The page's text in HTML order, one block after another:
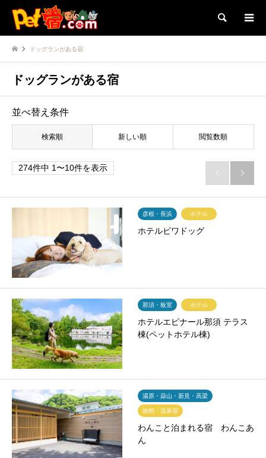
検索
ドッグランがある宿
ドッグランがある宿
並べ替え条件
検索順 新しい順 閲覧数順
274件中 1〜10件を表示
 
彦根・長浜 ホテル
ホテルビワドッグ
那須・板室 ホテル
ホテルエピナール那須 テラス
棟(ペットホテル棟)
湯原・蒜山・新見・高梁
旅館・温泉宿
わんこと泊まれる宿 わんこあ
ん